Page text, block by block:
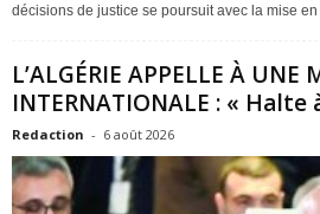
décisions de justice se poursuit avec la mise en
L’ALGÉRIE APPELLE À UNE
INTERNATIONALE : «
Redaction - 6 août 2026